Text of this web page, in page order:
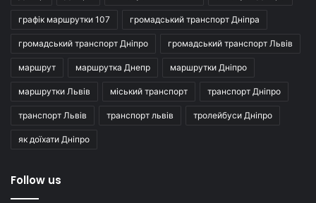
графік маршрутки 107 громадський транспорт Дніпра
громадський транспорт Дніпро громадський транспорт Львів
маршрут маршрутка Днепр маршрутки Дніпро
маршрутки Львів міський транспорт транспорт Дніпро
транспорт Львів транспорт львів тролейбуси Дніпро
як доїхати Дніпро
Follow us